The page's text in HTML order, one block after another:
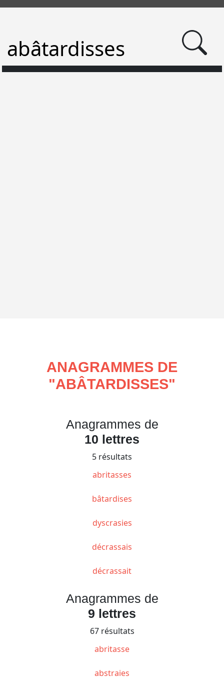
ANAGRAMMES DE
"ABÂTARDISSES"
Anagrammes de
10 lettres
5 résultats
abritasses
bâtardises
dyscrasies
décrassais
décrassait
Anagrammes de
9 lettres
67 résultats
abritasse
abstraies